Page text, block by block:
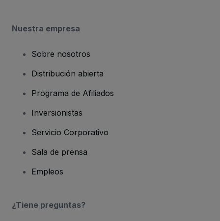
Nuestra empresa
Sobre nosotros
Distribución abierta
Programa de Afiliados
Inversionistas
Servicio Corporativo
Sala de prensa
Empleos
¿Tiene preguntas?